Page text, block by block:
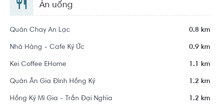
Ăn uống
Quán Chay An Lạc 0.8 km
Nhà Hàng - Cafe Ký Ức 0.9 km
Kei Coffee EHome 1.1 km
Quán Ăn Gia Đình Hồng Ký 1.2 km
Hồng Ký Mì Gia - Trần Đại Nghĩa 1.2 km